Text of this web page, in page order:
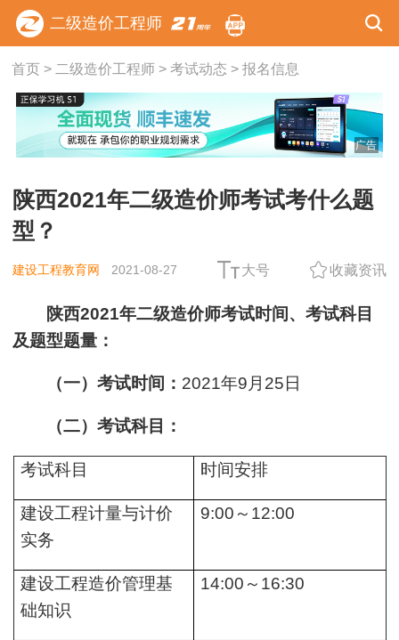
二级造价工程师
首页> 二级造价工程师> 考试动态 > 报名信息
广告
陕西2021年二级造价师考试考什么题
型？
建设工程教育网 2021-08-27 大号 收藏资讯
陕西2021年二级造价师考试时间、考试科目
及题型题量：
（一）考试时间： 2021年9月 25日
（二）考试科目：
考试科目 时间安排
建设工程计量与计价
实务
9:00～12:00
建设工程造价管理基
础知识
14:00～16:30